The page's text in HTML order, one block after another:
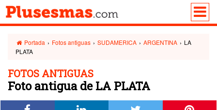
Portada › Fotos antiguas › SUDAMERICA › ARGENTINA › LA
PLATA
FOTOS ANTIGUAS
Foto antigua de LA PLATA